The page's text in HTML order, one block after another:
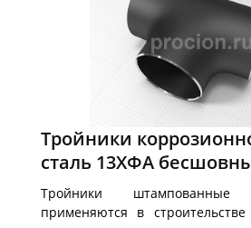
Тройники
сталь 13ХФА
Тройники
применяются в